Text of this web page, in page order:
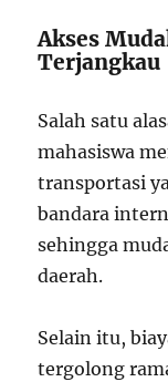
Akses
Terjangkau
Salah satu
mahasiswa
transportasi
bandara
sehingga
daerah.
Selain itu,
tergolong